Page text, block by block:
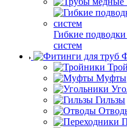
Гибкие
систем
Муфты
Гильзы